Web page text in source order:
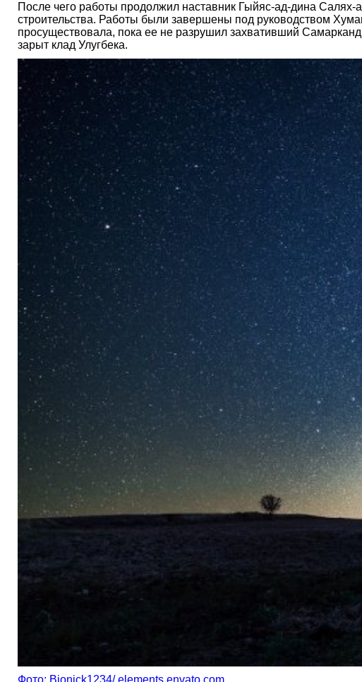
После чего работы продолжил наставник Гыйяс-ад-дина
строительства. Работы были завершены под руководством
просуществовала, пока ее не разрушил захвативший
зарыт клад Улугбека.